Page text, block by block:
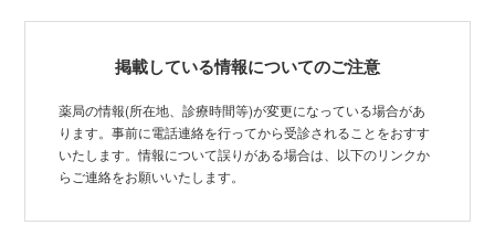
掲載している情報についてのご注意
薬局の情報(所在地、診療時間等)が変更になっている場合があ
ります。事前に電話連絡を行ってから受診されることをおすす
いたします。情報について誤りがある場合は、以下のリンクか
らご連絡をお願いいたします。